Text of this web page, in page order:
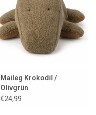
Maileg Krokodil /
Olivgrün
€24,99